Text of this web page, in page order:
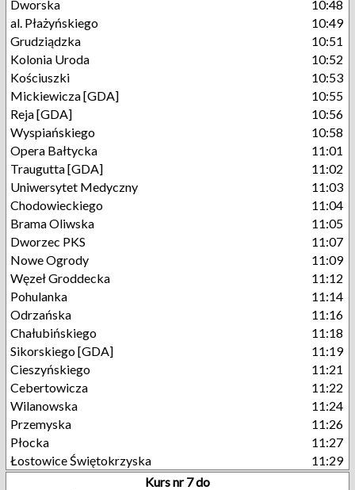
Dworska
10:48
al. Płażyńskiego
10:49
Grudziądzka
10:51
Kolonia Uroda
10:52
Kościuszki
10:53
Mickiewicza [GDA]
10:55
Reja [GDA]
10:56
Wyspiańskiego
10:58
Opera Bałtycka
11:01
Traugutta [GDA]
11:02
Uniwersytet Medyczny
11:03
Chodowieckiego
11:04
Brama Oliwska
11:05
Dworzec PKS
11:07
Nowe Ogrody
11:09
Węzeł Groddecka
11:12
Pohulanka
11:14
Odrzańska
11:16
Chałubińskiego
11:18
Sikorskiego [GDA]
11:19
Cieszyńskiego
11:21
Cebertowicza
11:22
Wilanowska
11:24
Przemyska
11:26
Płocka
11:27
Łostowice Świętokrzyska
11:29
Kurs nr 7 do